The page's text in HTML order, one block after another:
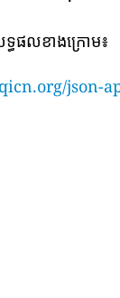
ធផលខាងក្រោម៖
json-